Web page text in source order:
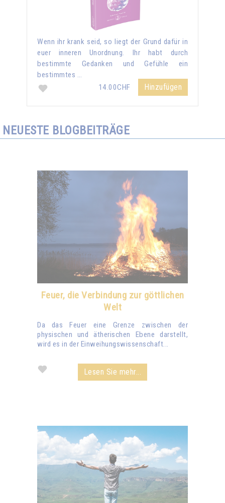
Wenn ihr krank seid, so liegt der Grund dafür in
euer inneren Unordnung. Ihr habt durch
bestimmte Gedanken und Gefühle ein
bestimmtes …
14.00CHF
Hinzufügen
NEUESTE BLOGBEITRÄGE
Feuer, die Verbindung zur göttlichen
Welt
Da das Feuer eine Grenze zwischen der
physischen und ätherischen Ebene darstellt,
wird es in der Einweihungswissenschaft...
Lesen Sie mehr...